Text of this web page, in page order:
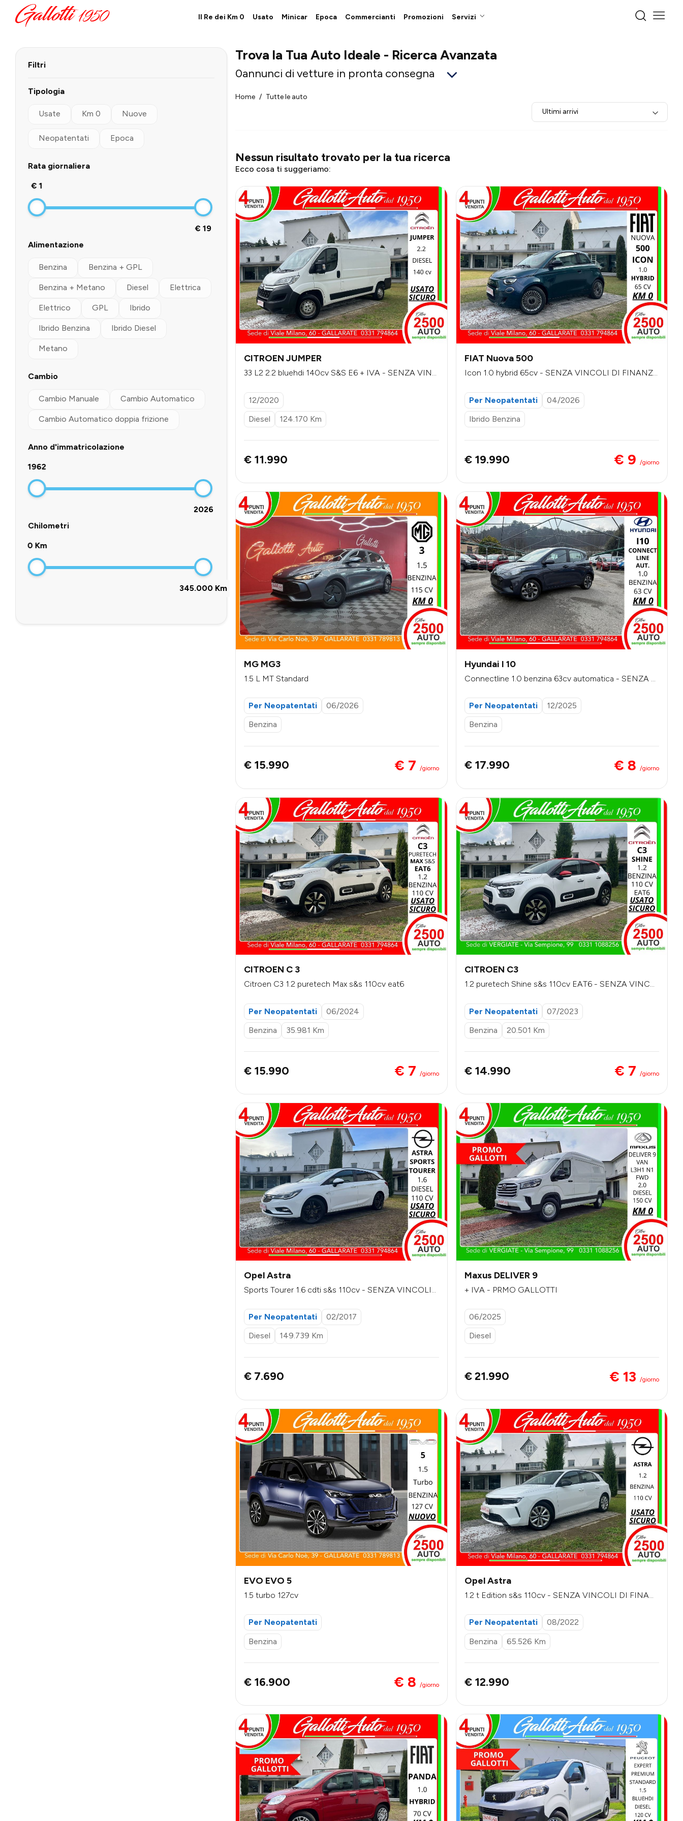
Il Re dei Km 0 Usato Minicar Epoca Commercianti Promozioni Servizi
Filtri
Tipologia
Usate Km 0 Nuove
Neopatentati Epoca
Rata giornaliera
€ 1
€ 19
Alimentazione
Benzina Benzina + GPL
Benzina + Metano Diesel Elettrica
Elettrico GPL Ibrido
Ibrido Benzina Ibrido Diesel
Metano
Cambio
Cambio Manuale Cambio Automatico
Cambio Automatico doppia frizione
Anno d'immatricolazione
1962
2026
Chilometri
0 Km
345.000 Km
Trova la Tua Auto Ideale - Ricerca Avanzata
0annunci di vetture in pronta consegna
Home
Tutte le auto
Ultimi arrivi
Nessun risultato trovato per la tua ricerca
Ecco cosa ti suggeriamo:
CITROEN JUMPER
33 L2 2.2 bluehdi 140cv S&S E6 + IVA - SENZA VINC
12/2020
Diesel
124.170 Km
€ 11.990
FIAT Nuova 500
Icon 1.0 hybrid 65cv - SENZA VINCOLI DI FINANZI
Per Neopatentati
04/2026
Ibrido Benzina
€ 19.990 € 9 /giorno
MG MG3
1.5 L MT Standard
Per Neopatentati
06/2026
Benzina
€ 15.990 € 7 /giorno
Hyundai I 10
Connectline 1.0 benzina 63cv automatica - SENZA VI
Per Neopatentati
12/2025
Benzina
€ 17.990 € 8 /giorno
CITROEN C 3
Citroen C3 1.2 puretech Max s&s 110cv eat6
Per Neopatentati
06/2024
Benzina
35.981 Km
€ 15.990 € 7 /giorno
CITROEN C3
1.2 puretech Shine s&s 110cv EAT6 - SENZA VINCO
Per Neopatentati
07/2023
Benzina
20.501 Km
€ 14.990 € 7 /giorno
Opel Astra
Sports Tourer 1.6 cdti s&s 110cv - SENZA VINCOLI
Per Neopatentati
02/2017
Diesel
149.739 Km
€ 7.690
Maxus DELIVER 9
+ IVA - PRMO GALLOTTI
06/2025
Diesel
€ 21.990 € 13 /giorno
EVO EVO 5
1.5 turbo 127cv
Per Neopatentati
Benzina
€ 16.900 € 8 /giorno
Opel Astra
1.2 t Edition s&s 110cv - SENZA VINCOLI DI FINAN
Per Neopatentati
08/2022
Benzina
65.526 Km
€ 12.990